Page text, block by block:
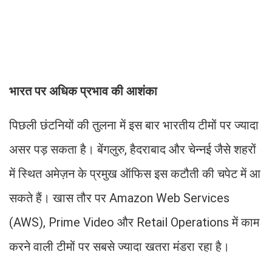
भारत पर अधिक प्रभाव की आशंका
पिछली छंटनियों की तुलना में इस बार भारतीय टीमों पर ज्यादा
असर पड़ सकता है। बेंगलुरु, हैदराबाद और चेन्नई जैसे शहरों
में स्थित अमेज़न के प्रमुख ऑफिस इस कटौती की चपेट में आ
सकते हैं। खास तौर पर Amazon Web Services
(AWS), Prime Video और Retail Operations में काम
करने वाली टीमों पर सबसे ज्यादा खतरा मंडरा रहा है।